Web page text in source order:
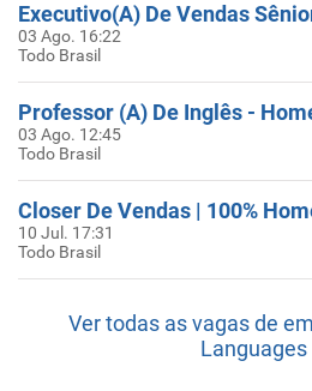
03 Ago. 16:22
Todo Brasil
Professor (A) De Inglês -
03 Ago. 12:45
Todo Brasil
10 Jul. 17:31
Todo Brasil
Ver todas as vagas de
Languages